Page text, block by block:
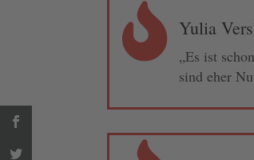
 Yulia
„Es ist
sind eher